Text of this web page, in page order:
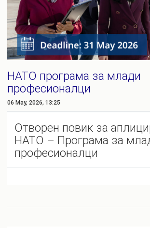
НАТО програма за млади
професионалци
06 May, 2026, 13:25
Отворен повик за
НАТО – Програма за
професионалци